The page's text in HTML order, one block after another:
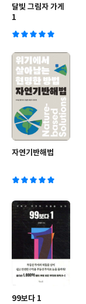
달빛 그림자 가게
1
자연기반해법
99보다 1